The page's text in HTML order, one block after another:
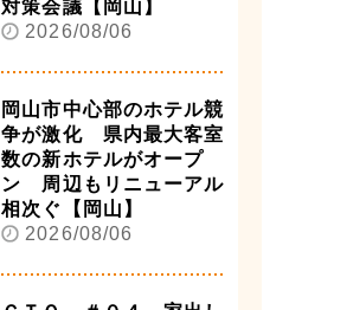
対策会議【岡山】
2026/08/06
岡山市中心部のホテル競
争が激化 県内最大客室
数の新ホテルがオープ
ン 周辺もリニューアル
相次ぐ【岡山】
2026/08/06